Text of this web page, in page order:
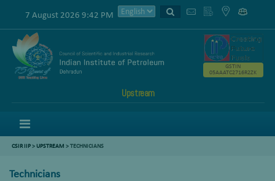
7 August 2026 9:42 PM
Upstream
GSTIN
05AAATC2716R2ZK
CSIR IIP> UPSTREAM > TECHNICIANS
Technicians